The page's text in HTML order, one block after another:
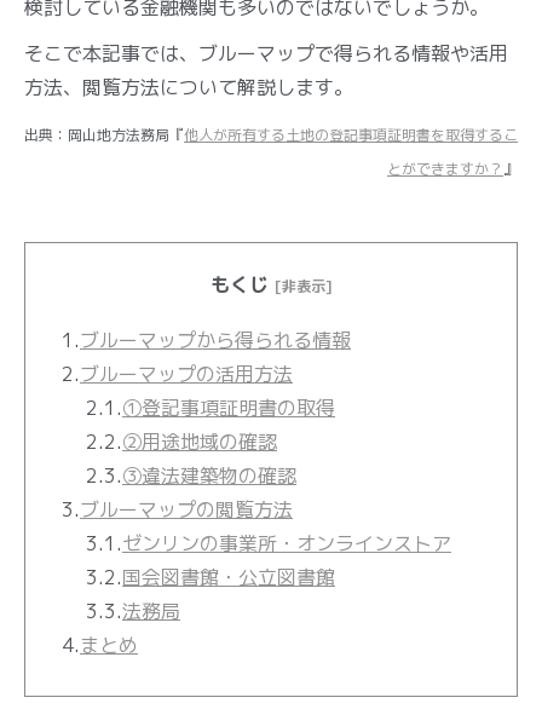
検討している金融機関も多いのではないでしょうか。
そこで本記事では、ブルーマップで得られる情報や活用
方法、閲覧方法について解説します。
出典：岡山地方法務局『他人が所有する土地の登記事項証明書を取得するこ
とができますか？ 』
もくじ [非表示]
1.ブルーマップから得られる情報
2.ブルーマップの活用方法
2.1.①登記事項証明書の取得
2.2.②用途地域の確認
2.3.③違法建築物の確認
3.ブルーマップの閲覧方法
3.1.ゼンリンの事業所・オンラインストア
3.2.国会図書館・公立図書館
3.3.法務局
4.まとめ